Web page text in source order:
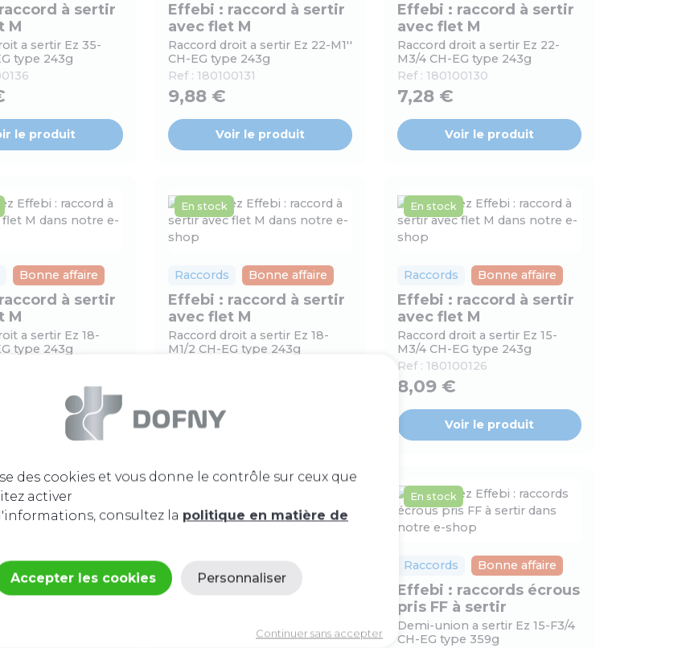
à sertir
M
a sertir Ez 35-
type 243g
le produit
Effebi : raccord à sertir
avec flet M
Raccord droit a sertir Ez 22-M1''
CH-EG type 243g
Ref : 180100131
9,88 €
Voir le produit
Effebi : raccord à sertir
avec flet M
Raccord droit a sertir Ez 22-
M3/4 CH-EG type 243g
Ref : 180100130
7,28 €
Voir le produit
Bonne affaire
à sertir
M
a sertir Ez 18-
type 243g
le produit
En stock
Raccords Bonne affaire
Effebi : raccord à sertir
avec flet M
Raccord droit a sertir Ez 18-
M1/2 CH-EG type 243g
Voir le produit
En stock
Raccords Bonne affaire
Effebi : raccord à sertir
avec flet M
Raccord droit a sertir Ez 15-
M3/4 CH-EG type 243g
Ref : 180100126
8,09 €
Voir le produit
Bonne affaire
écrous
Effebi : raccords écrous
Demi-union a sertir Ez 35-F6/4
CH-EG type 359g
En stock
Raccords Bonne affaire
Effebi : raccords écrous
pris FF à sertir
Demi-union a sertir Ez 15-F3/4
CH-EG type 359g
des cookies et vous donne le contrôle sur ceux que
activer
consultez la politique en matière de
Accepter les cookies
Continuer sans accepter
Personnaliser